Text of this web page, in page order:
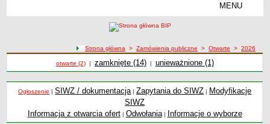
MENU
PONOWNE WYKORZYSTYWANIE
PLACÓWKI OŚWIATOWE
Przedszkola
MZEAS
Zarządzenia 2013
ścieżka nawigacji
Strona główna >Zamówienia publiczne >Otwarte >2026
Zamówienia publiczne
otwarte (2)| Zamówienia publiczne
zamknięte (14)| Zamówienia publiczne
unieważnione (1)
Ogłoszenie |SIWZ / dokumentacja |Zapytania do SIWZ | Modyfikacje
SIWZ
Informacja z otwarcia ofert| Odwołania| Informacje o wyborze